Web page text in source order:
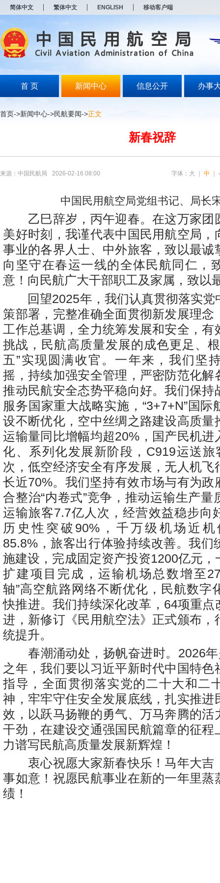
简体中文 繁体中文 ENGLISH 移动客户端
首 页 新闻中心 信息公开 办事
首页->新闻中心->民航要闻->正文
新春祝辞
来源：中国民航局 2026-02-16 08:00 字体： 大 中
中国民用航空局党组书记、局长
乙巳辞岁，丙午迎春。在这万家团
美好时刻，我谨代表中国民用航空局，
事业的各界人士、中外旅客，致以最诚
向坚守在春运一线的全体民航同仁，
意！向民航广大干部职工及家属，致以
回望2025年，我们认真贯彻落实党
策部署，完整准确全面贯彻新发展理念
工作总基调，全力统筹发展和安全，有
挑战，民航高质量发展的成色更足、
五”实现圆满收官。一年来，我们坚
摇，持续加强安全管理，严密防范化解
推动民航安全态势平稳向好。我们保持
服务国家重大战略实施，“3+7+N”国际
设不断优化，空中丝绸之路建设高质量
运输量同比增幅均超20%，国产民机进
化、系列化发展新阶段，C919运送旅
次，低空经济安全有序发展，无人机飞
长近70%。我们坚持有效市场与有为政
合整治“内卷式”竞争，推动运输生产量
运输旅客7.7亿人次，经营效益稳步向
历史性突破90%，千万级机场近
85.8%，旅客出行体验持续改善。我们
施建设，完成固定资产投资1200亿元，
扩建项目完成，运输机场总数增至
轴”高空航路网络不断优化，民航数字
快推进。我们持续深化改革，64项重点
进，新修订《民用航空法》正式颁布，
统提升。
春潮涌动处，扬帆奋进时。2026年
之年，我们要以习近平新时代中国特色
指导，全面贯彻落实党的二十大和二
神，牢牢守住安全发展底线，扎实推进
效，以跃马扬鞭的勇气、万马奔腾的活
干劲，在建设交通强国民航篇章的征程
力谱写民航高质量发展新辉煌！
衷心祝愿大家新春快乐！马年大吉
事如意！祝愿民航事业在新的一年里蒸
绩！
打
开
无
障
说
按
Alt
开